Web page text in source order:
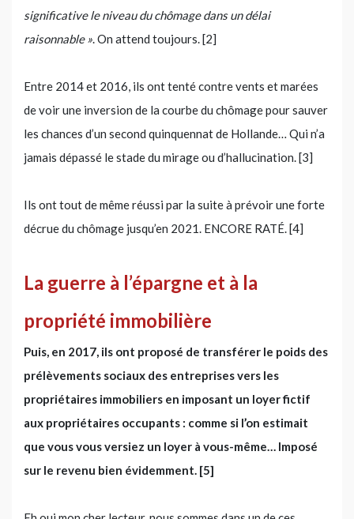
significative le niveau du chômage dans un délai
raisonnable ». On attend toujours. [2]
Entre 2014 et 2016, ils ont tenté contre vents et marées
de voir une inversion de la courbe du chômage pour sauver
les chances d’un second quinquennat de Hollande… Qui n’a
jamais dépassé le stade du mirage ou d’hallucination. [3]
Ils ont tout de même réussi par la suite à prévoir une forte
décrue du chômage jusqu’en 2021. ENCORE RATÉ. [4]
La guerre à l’épargne et à la
propriété immobilière
Puis, en 2017, ils ont proposé de transférer le poids des
prélèvements sociaux des entreprises vers les
propriétaires immobiliers en imposant un loyer fictif
aux propriétaires occupants : comme si l’on estimait
que vous vous versiez un loyer à vous-même… Imposé
sur le revenu bien évidemment. [5]